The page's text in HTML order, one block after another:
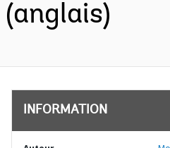
(anglais)
INFORMATION